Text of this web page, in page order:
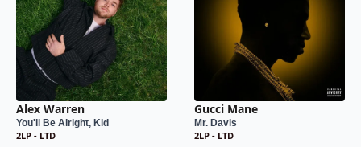
Alex Warren
You'll Be Alright, Kid
2LP - LTD
Gucci Mane
Mr. Davis
2LP - LTD